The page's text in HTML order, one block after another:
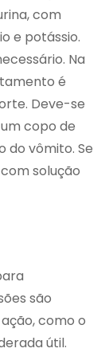
com
e potássio.
Na
é
Deve-se
copo de
do vômito. Se
solução
são
como o
útil.